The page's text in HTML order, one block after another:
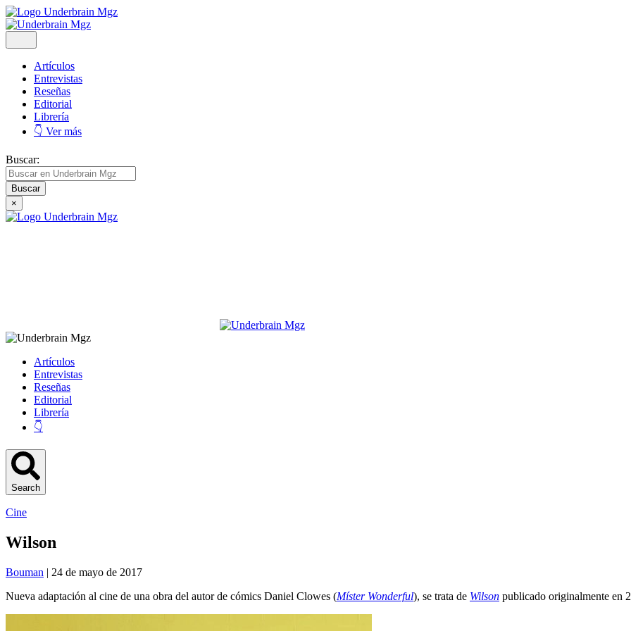
Artículos
Entrevistas
Reseñas
Editorial
Librería
👇 Ver más
Buscar:
×
Artículos
Entrevistas
Reseñas
Editorial
Librería
👇
Search
Cine
Wilson
Bouman | 24 de mayo de 2017
Nueva adaptación al cine de una obra del autor de cómics Daniel Clowes (Míster Wonderful), se trata de Wilson publicado originalmente en